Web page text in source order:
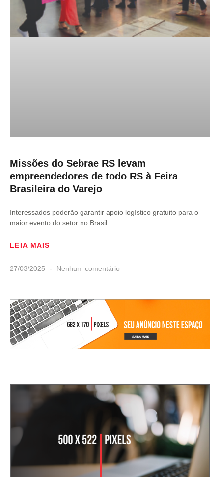
Missões do Sebrae RS levam
empreendedores de todo RS à Feira
Brasileira do Varejo
Interessados poderão garantir apoio logístico gratuito para o
maior evento do setor no Brasil.
LEIA MAIS
27/03/2025 Nenhum comentário